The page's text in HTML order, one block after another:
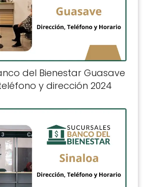
del Bienestar Guasave
y dirección 2024